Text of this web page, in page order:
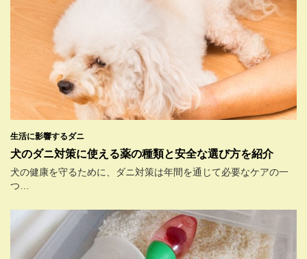
生活に影響するダニ
犬のダニ対策に使える薬の種類と安全な選び方を紹介
犬の健康を守るために、ダニ対策は年間を通じて必要なケアの一
つ…